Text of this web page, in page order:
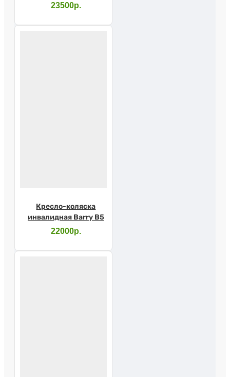
23500р.
Кресло-коляска
инвалидная Barry B5
22000р.